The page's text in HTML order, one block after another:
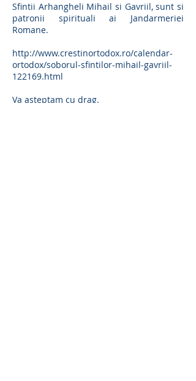
Sfintii Arhangheli Mihail si Gavriil, sunt si
patronii spirituali ai Jandarmeriei
Romane.
http://www.crestinortodox.ro/calendar-
ortodox/soborul-sfintilor-mihail-gavriil-
122169.html
Va asteptam cu drag.